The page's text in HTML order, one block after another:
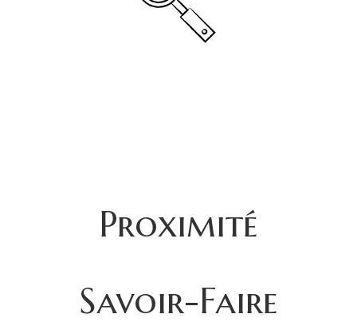
Proximité
Savoir-Faire